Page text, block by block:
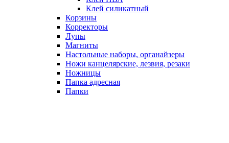
Клей силикатный
Корзины
Корректоры
Лупы
Магниты
Настольные наборы, органайзеры
Ножи канцелярские, лезвия, резаки
Ножницы
Папка адресная
Папки